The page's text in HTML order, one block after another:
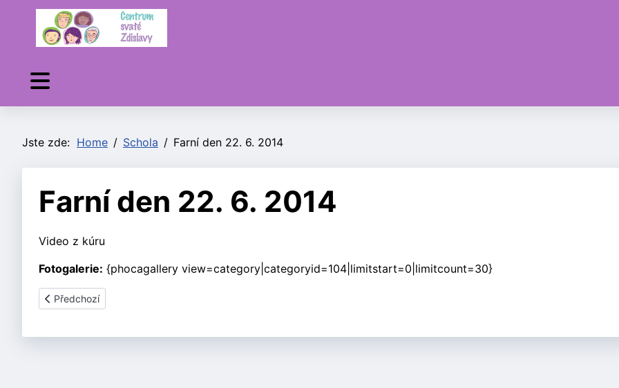
Jste zde: Home Schola Farní den 22. 6. 2014
Farní den 22. 6. 2014
Video z kúru
Fotogalerie: {phocagallery view=category|categoryid=104|limitstart=0|limitcount=30}
Předchozí článek: Schola
Předchozí